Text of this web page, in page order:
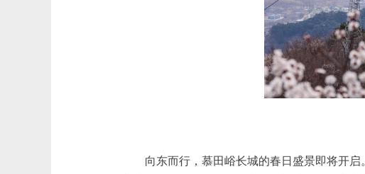
向东而行，慕田峪长城的春日盛景即将开启